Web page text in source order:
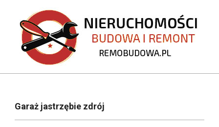
content
REMOBUDOWA.PL
NavigationGaraż jastrzębie zdrój